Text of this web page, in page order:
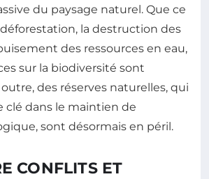
du paysage naturel. Que ce
la destruction des
des ressources en eau,
sur la biodiversité sont
des réserves naturelles, qui
clé dans le maintien de
sont désormais en péril.
CONFLITS ET